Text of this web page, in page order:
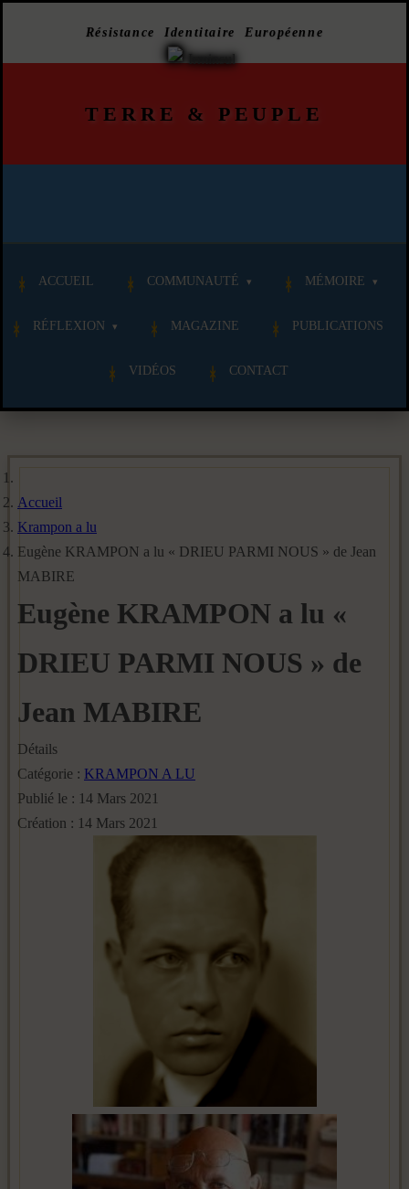
Résistance Identitaire Européenne
TERRE & PEUPLE
ACCUEIL COMMUNAUTÉ MÉMOIRE
RÉFLEXION MAGAZINE PUBLICATIONS
VIDÉOS CONTACT
Accueil
Krampon a lu
Eugène KRAMPON a lu « DRIEU PARMI NOUS » de Jean
MABIRE
Eugène KRAMPON a lu «
DRIEU PARMI NOUS » de
Jean MABIRE
Détails
Catégorie : KRAMPON A LU
Publié le : 14 Mars 2021
Création : 14 Mars 2021